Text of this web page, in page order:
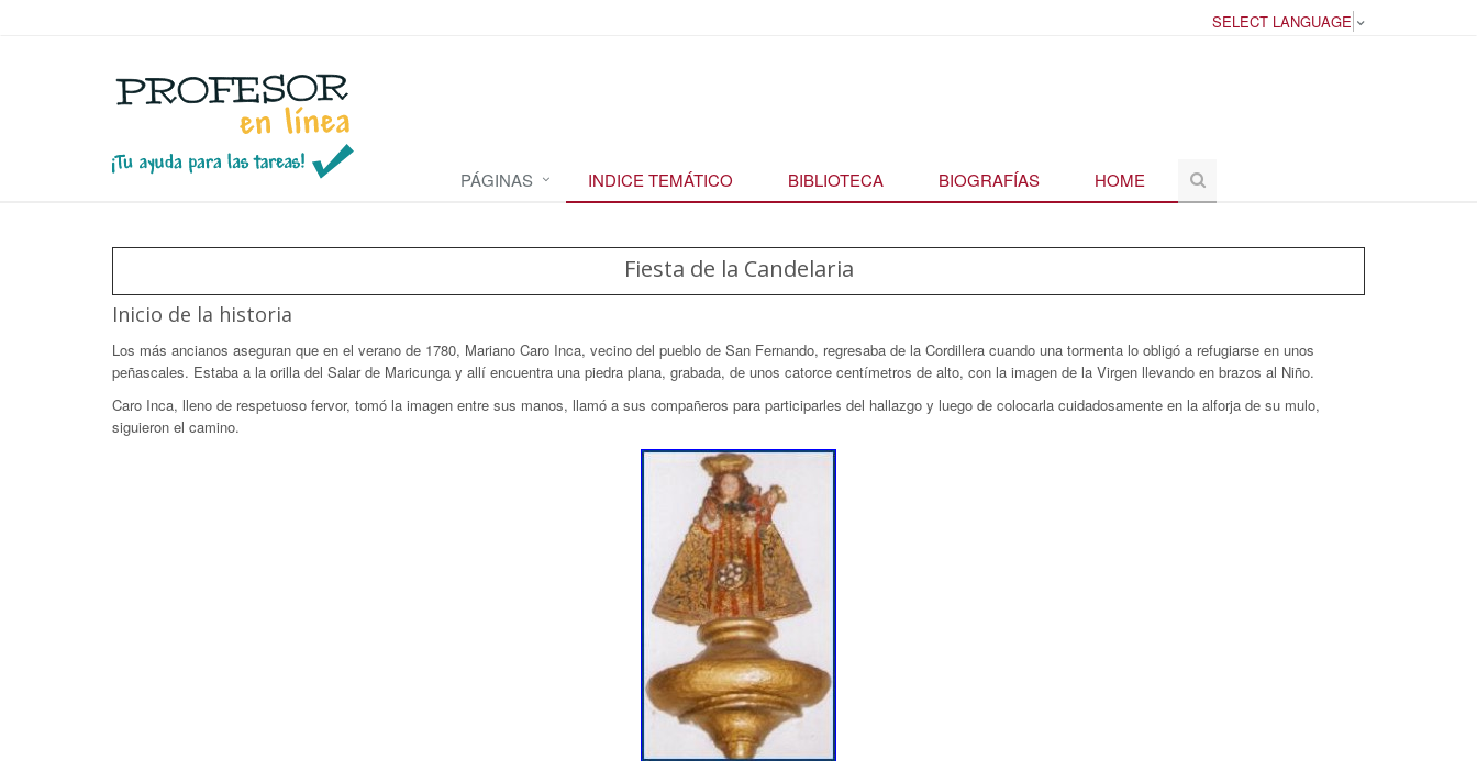
SELECT LANGUAGE
PÁGINAS INDICE TEMÁTICO BIBLIOTECA BIOGRAFÍAS HOME
Fiesta de la Candelaria
Inicio de la historia
Los más ancianos aseguran que en el verano de 1780, Mariano Caro Inca, vecino del pueblo de San Fernando, regresaba de la Cordillera cuando una tormenta lo obligó a refugiarse en unos
peñascales. Estaba a la orilla del Salar de Maricunga y allí encuentra una piedra plana, grabada, de unos catorce centímetros de alto, con la imagen de la Virgen llevando en brazos al Niño.
Caro Inca, lleno de respetuoso fervor, tomó la imagen entre sus manos, llamó a sus compañeros para participarles del hallazgo y luego de colocarla cuidadosamente en la alforja de su mulo,
siguieron el camino.